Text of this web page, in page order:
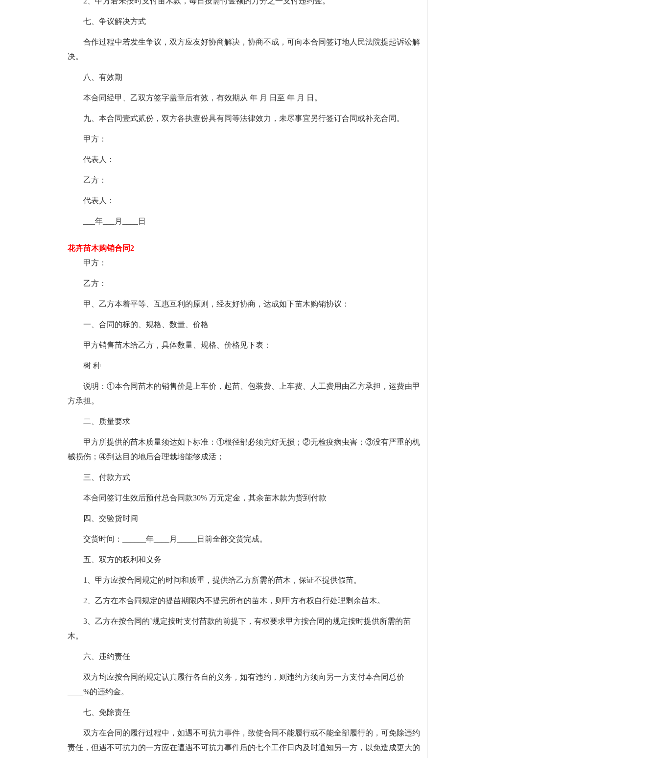
七、争议解决方式
合作过程中若发生争议，双方应友好协商解决，协商不成，可向本合同签订地人民法院提起诉讼解
决。
八、有效期
本合同经甲、乙双方签字盖章后有效，有效期从 年 月 日至 年 月 日。
九、本合同壹式贰份，双方各执壹份具有同等法律效力，未尽事宜另行签订合同或补充合同。
甲方：
代表人：
乙方：
代表人：
___年___月____日
花卉苗木购销合同2
甲方：
乙方：
甲、乙方本着平等、互惠互利的原则，经友好协商，达成如下苗木购销协议：
一、合同的标的、规格、数量、价格
甲方销售苗木给乙方，具体数量、规格、价格见下表：
树 种
说明：①本合同苗木的销售价是上车价，起苗、包装费、上车费、人工费用由乙方承担，运费由甲
方承担。
二、质量要求
甲方所提供的苗木质量须达如下标准：①根径部必须完好无损；②无检疫病虫害；③没有严重的机
械损伤；④到达目的地后合理栽培能够成活；
三、付款方式
本合同签订生效后预付总合同款30% 万元定金，其余苗木款为货到付款
四、交验货时间
交货时间：______年____月_____日前全部交货完成。
五、双方的权利和义务
1、甲方应按合同规定的时间和质重，提供给乙方所需的苗木，保证不提供假苗。
2、乙方在本合同规定的提苗期限内不提完所有的苗木，则甲方有权自行处理剩余苗木。
3、乙方在按合同的`规定按时支付苗款的前提下，有权要求甲方按合同的规定按时提供所需的苗
木。
六、违约责任
双方均应按合同的规定认真履行各自的义务，如有违约，则违约方须向另一方支付本合同总价
____%的违约金。
七、免除责任
双方在合同的履行过程中，如遇不可抗力事件，致使合同不能履行或不能全部履行的，可免除违约
责任，但遇不可抗力的一方应在遭遇不可抗力事件后的七个工作日内及时通知另一方，以免造成更大的